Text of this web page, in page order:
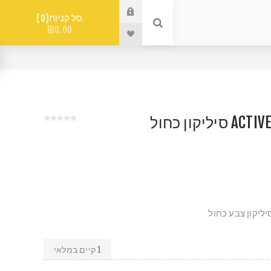
סל קניות 0
₪0.00
1 קיים במלאי